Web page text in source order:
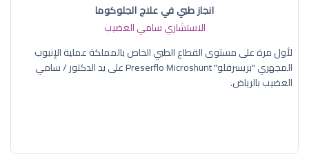
انجاز طبي في علاج الجلوكوما
الاستشاري سامي العضيب
لأول مرة على مستوى القطاع الطبي الخاص بالمملكة عملية الإنبوب
المجهري "بريسرفلو" Preserflo Microshunt على يد الدكتور / سامي
العضيب بالرياض.